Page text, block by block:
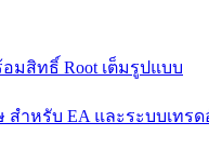
มสิทธิ์ Root เต็มรูปแบบ
สำหรับ EA และระบบเทร